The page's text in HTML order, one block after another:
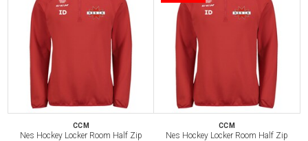
CCM
Nes Hockey Locker Room Half Zip
CCM
Nes Hockey Locker Room Half Zip